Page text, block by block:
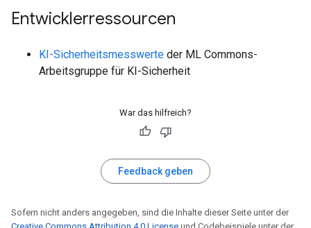
Entwicklerressourcen
KI-Sicherheitsmesswerte der ML Commons-
Arbeitsgruppe für KI-Sicherheit
War das hilfreich?
Feedback geben
Sofern nicht anders angegeben, sind die Inhalte dieser Seite unter der